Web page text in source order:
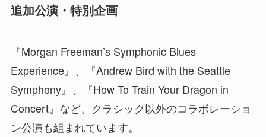
追加公演・特別企画
『Morgan Freeman’s Symphonic Blues
Experience』、『Andrew Bird with the Seattle
Symphony』、『How To Train Your Dragon in
Concert』など、クラシック以外のコラボレーショ
ン公演も組まれています。